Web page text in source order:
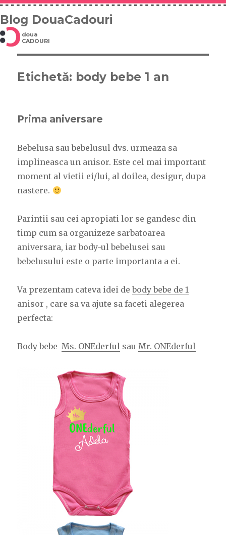
Blog DouaCadouri
doua
CADOURI
Etichetă: body bebe 1 an
Prima aniversare
Bebelusa sau bebelusul dvs. urmeaza sa
implineasca un anisor. Este cel mai important
moment al vietii ei/lui, al doilea, desigur, dupa
nastere.
Parintii sau cei apropiati lor se gandesc din
timp cum sa organizeze sarbatoarea
aniversara, iar body-ul bebelusei sau
bebelusului este o parte importanta a ei.
Va prezentam cateva idei debody bebe de 1
anisor , care sa va ajute sa faceti alegerea
perfecta:
Body bebeMs. ONEderful sauMr. ONEderful